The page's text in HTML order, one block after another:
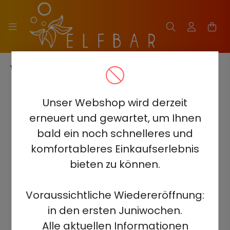
Unser Webshop wird derzeit
erneuert und gewartet, um Ihnen
bald ein noch schnelleres und
komfortableres Einkaufserlebnis
bieten zu können.
Voraussichtliche Wiedereröffnung:
in den ersten Juniwochen.
Alle aktuellen Informationen
WAS IS ELF BAR?
Was ist ELF BAR?
Einführung in ELF BAR
ELF BAR ist eine führende Marke auf dem Einweg-Vape-
Markt, bekannt für ihre hochwertigen und
benutzerfreundlichen Produkte. Entworfen für sowohl
zufriedenstellendes und bequemes Vaping-Erlebnis